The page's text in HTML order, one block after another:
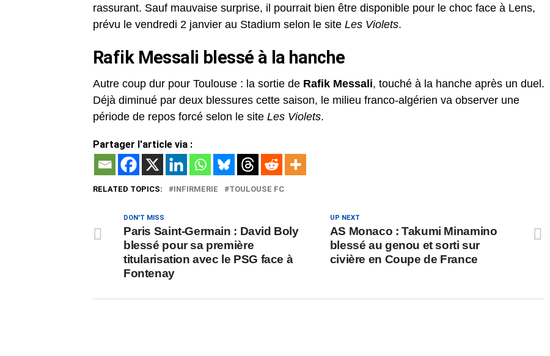
rassurant. Sauf mauvaise surprise, il pourrait bien être disponible pour le choc face à Lens,
prévu le vendredi 2 janvier au Stadium selon le site Les Violets.
Rafik Messali blessé à la hanche
Autre coup dur pour Toulouse : la sortie de Rafik Messali, touché à la hanche après un duel.
Déjà diminué par deux blessures cette saison, le milieu franco-algérien va observer une
période de repos forcé selon le site Les Violets.
Partager l'article via :
RELATED TOPICS: INFIRMERIE TOULOUSE FC
UP NEXT
AS Monaco : Takumi Minamino
blessé au genou et sorti sur
civière en Coupe de France
DON'T MISS
Paris Saint-Germain : David Boly
blessé pour sa première
titularisation avec le PSG face à
Fontenay